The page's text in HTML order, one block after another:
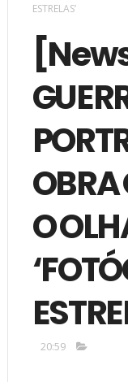
ESTRELAS’
OBRA
O
20:59